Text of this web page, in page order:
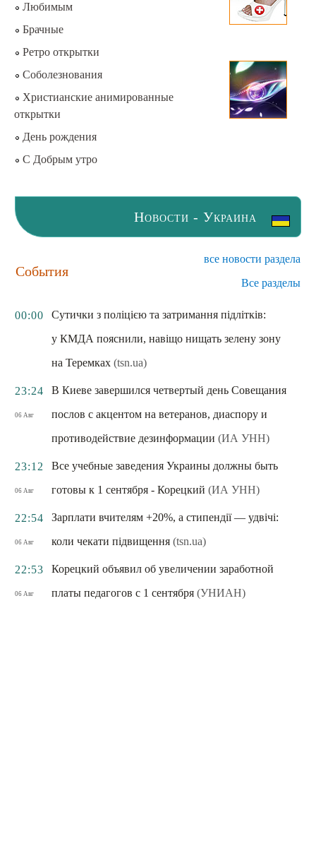
Любимым
Брачные
Ретро открытки
Соболезнования
Христианские анимированные
открытки
День рождения
С Добрым утро
Новости - Украина
События
все новости раздела
Все разделы
00:00
Сутички з поліцією та затримання підлітків:
у КМДА пояснили, навіщо нищать зелену зону
на Теремках (tsn.ua)
23:24
06 Авг
В Киеве завершился четвертый день Совещания
послов с акцентом на ветеранов, диаспору и
противодействие дезинформации (ИА УНН)
23:12
06 Авг
Все учебные заведения Украины должны быть
готовы к 1 сентября - Корецкий (ИА УНН)
22:54
06 Авг
Зарплати вчителям +20%, а стипендії — удвічі:
коли чекати підвищення (tsn.ua)
22:53
06 Авг
Корецкий объявил об увеличении заработной
платы педагогов с 1 сентября (УНИАН)